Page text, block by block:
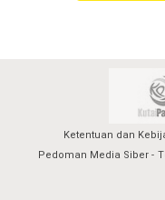
Ketentuan dan
Pedoman Media Siber